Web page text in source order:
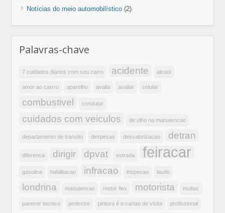
Notícias do meio automobilístico (2)
Palavras-chave
7 cuidados diarios com seu carro acidente alcool
amor ao carrro aparelho avalia avaliar celular
combustivel condutor
cuidados com veiculos de olho na manutencao
departamento de transito despesas desvalorizacao detran
diferenca dirigir dpvat estrada feiracar
gasolina habilitacao infracao inspecao laudo
londrina manutencao motor flex motorista multas
parecer tecnico pedestre pintura é o cartao de visita profissional